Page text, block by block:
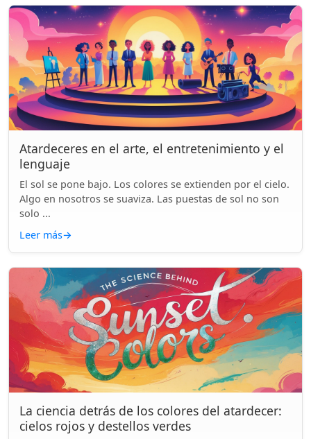
Atardeceres en el arte, el entretenimiento y el
lenguaje
El sol se pone bajo. Los colores se extienden por el cielo.
Algo en nosotros se suaviza. Las puestas de sol no son
solo ...
Leer más→
La ciencia detrás de los colores del atardecer:
cielos rojos y destellos verdes